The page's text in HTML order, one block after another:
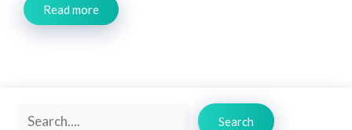
Read more
Search
Search